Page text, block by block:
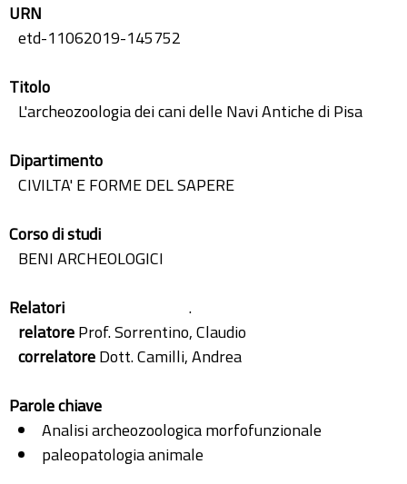
URN
etd-11062019-145752
Titolo
L'archeozoologia dei cani delle Navi Antiche di Pisa
Dipartimento
CIVILTA' E FORME DEL SAPERE
Corso di studi
BENI ARCHEOLOGICI
Relatori
.
relatoreProf. Sorrentino, Claudio
correlatoreDott. Camilli, Andrea
Parole chiave
Analisi archeozoologica morfofunzionale
paleopatologia animale